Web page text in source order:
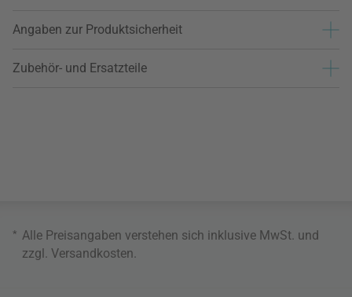
Angaben zur Produktsicherheit
Zubehör- und Ersatzteile
* Alle Preisangaben verstehen sich inklusive MwSt. und
zzgl. Versandkosten